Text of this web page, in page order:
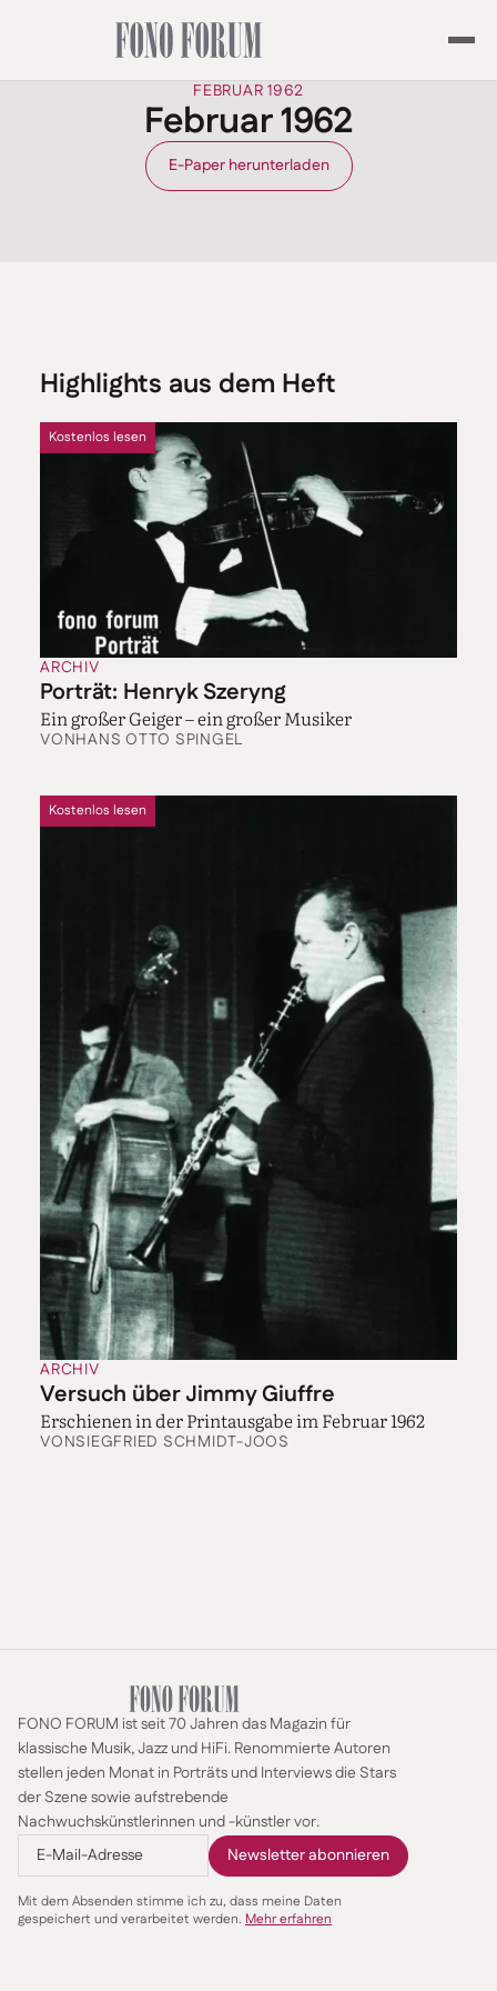
FEBRUAR 1962
Februar 1962
E-Paper herunterladen
Highlights aus dem Heft
ARCHIV
Porträt: Henryk Szeryng
Ein großer Geiger – ein großer Musiker
VONHANS OTTO SPINGEL
Kostenlos lesen
ARCHIV
Versuch über Jimmy Giuffre
Erschienen in der Printausgabe im Februar 1962
VONSIEGFRIED SCHMIDT-JOOS
Kostenlos lesen
FONO FORUM ist seit 70 Jahren das Magazin für
klassische Musik, Jazz und HiFi. Renommierte Autoren
stellen jeden Monat in Porträts und Interviews die Stars
der Szene sowie aufstrebende
Nachwuchskünstlerinnen und -künstler vor.
Mit dem Absenden stimme ich zu, dass meine Daten
gespeichert und verarbeitet werden. Mehr erfahren